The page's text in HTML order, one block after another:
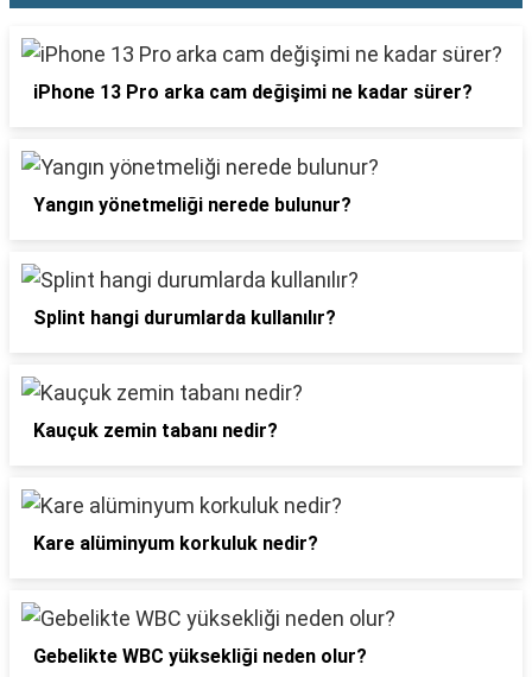
iPhone 13 Pro arka cam değişimi ne kadar sürer?
Yangın yönetmeliği nerede bulunur?
Splint hangi durumlarda kullanılır?
Kauçuk zemin tabanı nedir?
Kare alüminyum korkuluk nedir?
Gebelikte WBC yüksekliği neden olur?